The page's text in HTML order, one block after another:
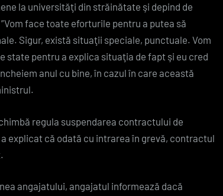
la universităţi din străinătate şi depind de
face toate eforturile pentru a putea să
Sigur, există situaţii speciale, punctuale. Vom
state pentru a explica situaţia de fapt şi eu cred
anul cu bine, în cazul în care această
regula suspendarea contractului de
explicat că odată cu intrarea în grevă, contractul
angajatului, angajatul informează dacă